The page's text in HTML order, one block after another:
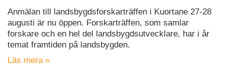
Anmälan till landsbygdsforskarträffen i Kuortane 27-28
augusti är nu öppen. Forskarträffen, som samlar
forskare och en hel del landsbygdsutvecklare, har i år
temat framtiden på landsbygden.
Läs mera »